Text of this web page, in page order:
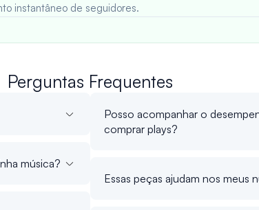
instantâneo de seguidores.
Perguntas Frequentes
música?
Posso acompanhar o
comprar plays?
Essas peças ajudam nos meus